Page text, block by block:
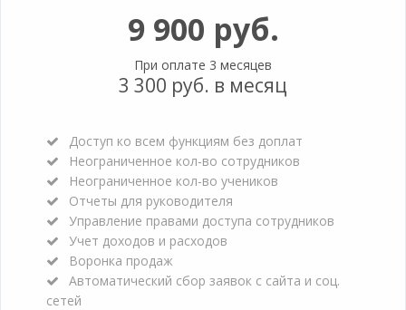
9 900 руб.
При оплате 3 месяцев
3 300 руб. в месяц
Доступ ко всем функциям без доплат
Неограниченное кол-во сотрудников
Неограниченное кол-во учеников
Отчеты для руководителя
Управление правами доступа сотрудников
Учет доходов и расходов
Воронка продаж
Автоматический сбор заявок с сайта и соц.
сетей